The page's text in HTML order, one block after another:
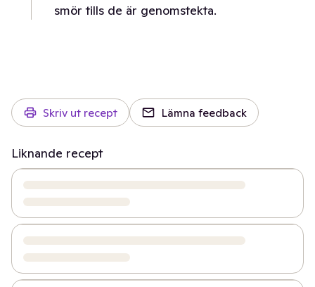
smör tills de är genomstekta.
Skriv ut recept Lämna feedback
Liknande recept